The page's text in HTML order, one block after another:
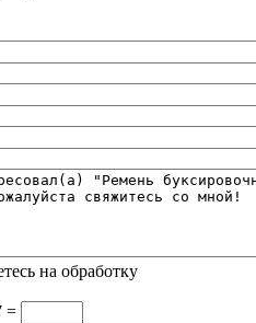
на обработку
=